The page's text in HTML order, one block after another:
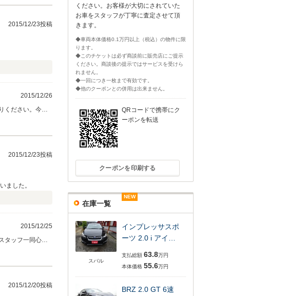
2015/12/23投稿
2015/12/26
ください。今後
2015/12/23投稿
ました。
2015/12/25
タッフ一同心が
2015/12/20投稿
ください。お客様が大切にされていた
お車をスタッフが丁寧に査定させて頂
きます。
◆車両本体価格0.1万円以上（税込）の物件に限
ります。
◆このチケットは必ず商談前に販売店にご提示
ください。商談後の提示ではサービスを受けら
れません。
◆一回につき一枚まで有効です。
◆他のクーポンとの併用は出来ません。
QRコードで携帯にク
ーポンを転送
クーポンを印刷する
在庫一覧
スバル
NEW
インプレッサスポ
ーツ 2.0 i アイ…
支払総額 63.8万円
本体価格 55.6万円
NEW
BRZ 2.0 GT 6速
NEW
NEW
NEW
NEW